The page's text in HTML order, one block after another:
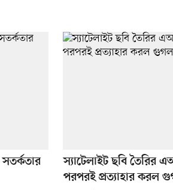
স্যাটেলাইট ছবি তৈরির
পরপরই প্রত্যাহার করল